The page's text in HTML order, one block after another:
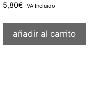
5,80€ IVA Incluido
añadir al carrito